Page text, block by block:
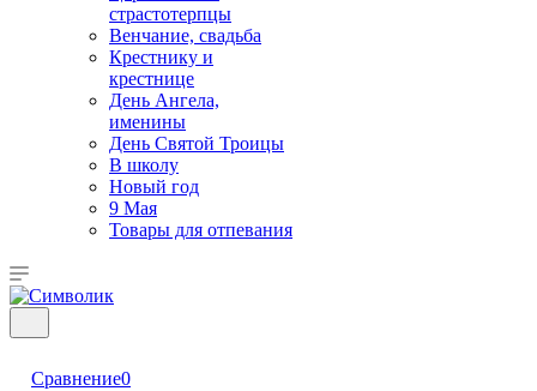
страстотерпцы
Венчание, свадьба
Крестнику и
крестнице
День Ангела,
именины
День Святой Троицы
В школу
Новый год
9 Мая
Товары для отпевания
Сравнение0